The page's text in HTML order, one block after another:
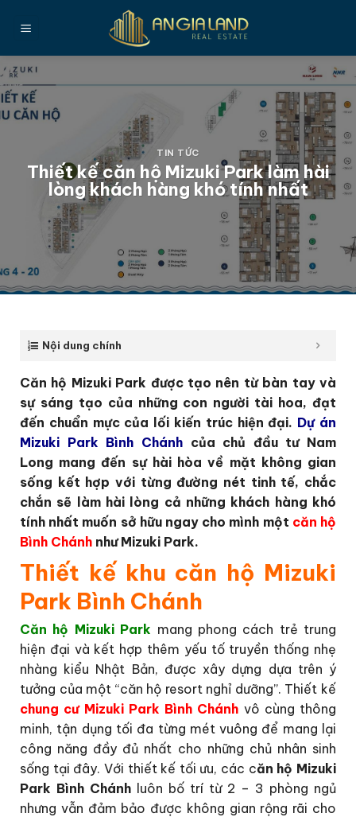
qua
dung
TIN TỨC
Thiết kế căn hộ Mizuki Park làm hài
lòng khách hàng khó tính nhất
Nội dung chính
Căn hộ Mizuki Park được tạo nên từ bàn tay và
sự sáng tạo của những con người tài hoa, đạt
đến chuẩn mực của lối kiến trúc hiện đại. Dự án
Mizuki Park Bình Chánhcủa chủ đầu tư Nam
Long mang đến sự hài hòa về mặt không gian
sống kết hợp với từng đường nét tinh tế, chắc
chắn sẽ làm hài lòng cả những khách hàng khó
tính nhất muốn sở hữu ngay cho mình một căn hộ
Bình Chánh như Mizuki Park.
Thiết kế khu căn hộ Mizuki
Park Bình Chánh
Căn hộ Mizuki Park mang phong cách trẻ trung
hiện đại và kết hợp thêm yếu tố truyền thống nhẹ
nhàng kiểu Nhật Bản, được xây dựng dựa trên ý
tưởng của một “căn hộ resort nghỉ dưỡng”. Thiết kế
chung cư Mizuki Park Bình Chánh vô cùng thông
minh, tận dụng tối đa từng mét vuông để mang lại
công năng đầy đủ nhất cho những chủ nhân sinh
sống tại đây. Với thiết kế tối ưu, các căn hộ Mizuki
Park Bình Chánh luôn bố trí từ 2 – 3 phòng ngủ
nhưng vẫn đảm bảo được không gian rộng rãi cho